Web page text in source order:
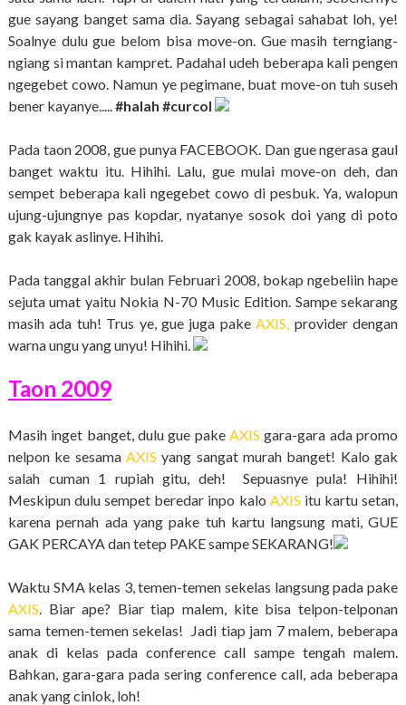
gue sayang banget sama dia. Sayang sebagai sahabat loh, ye!
Soalnye dulu gue belom bisa move-on. Gue masih terngiang-
ngiang si mantan kampret. Padahal udeh beberapa kali pengen
ngegebet cowo. Namun ye pegimane, buat move-on tuh suseh
bener kayanye..... #halah #curcol
Pada taon 2008, gue punya FACEBOOK. Dan gue ngerasa gaul
banget waktu itu. Hihihi. Lalu, gue mulai move-on deh, dan
sempet beberapa kali ngegebet cowo di pesbuk. Ya, walopun
ujung-ujungnye pas kopdar, nyatanye sosok doi yang di poto
gak kayak aslinye. Hihihi.
Pada tanggal akhir bulan Februari 2008, bokap ngebeliin hape
sejuta umat yaitu Nokia N-70 Music Edition. Sampe sekarang
masih ada tuh! Trus ye, gue juga pake AXIS, provider dengan
warna ungu yang unyu! Hihihi.
Taon 2009
Masih inget banget, dulu gue pake AXIS gara-gara ada promo
nelpon ke sesama AXIS yang sangat murah banget! Kalo gak
salah cuman 1 rupiah gitu, deh! Sepuasnye pula! Hihihi!
Meskipun dulu sempet beredar inpo kalo AXIS itu kartu setan,
karena pernah ada yang pake tuh kartu langsung mati, GUE
GAK PERCAYA dan tetep PAKE sampe SEKARANG!
Waktu SMA kelas 3, temen-temen sekelas langsung pada pake
AXIS . Biar ape? Biar tiap malem, kite bisa telpon-telponan
sama temen-temen sekelas! Jadi tiap jam 7 malem, beberapa
anak di kelas pada conference call sampe tengah malem.
Bahkan, gara-gara pada sering conference call, ada beberapa
anak yang cinlok, loh!